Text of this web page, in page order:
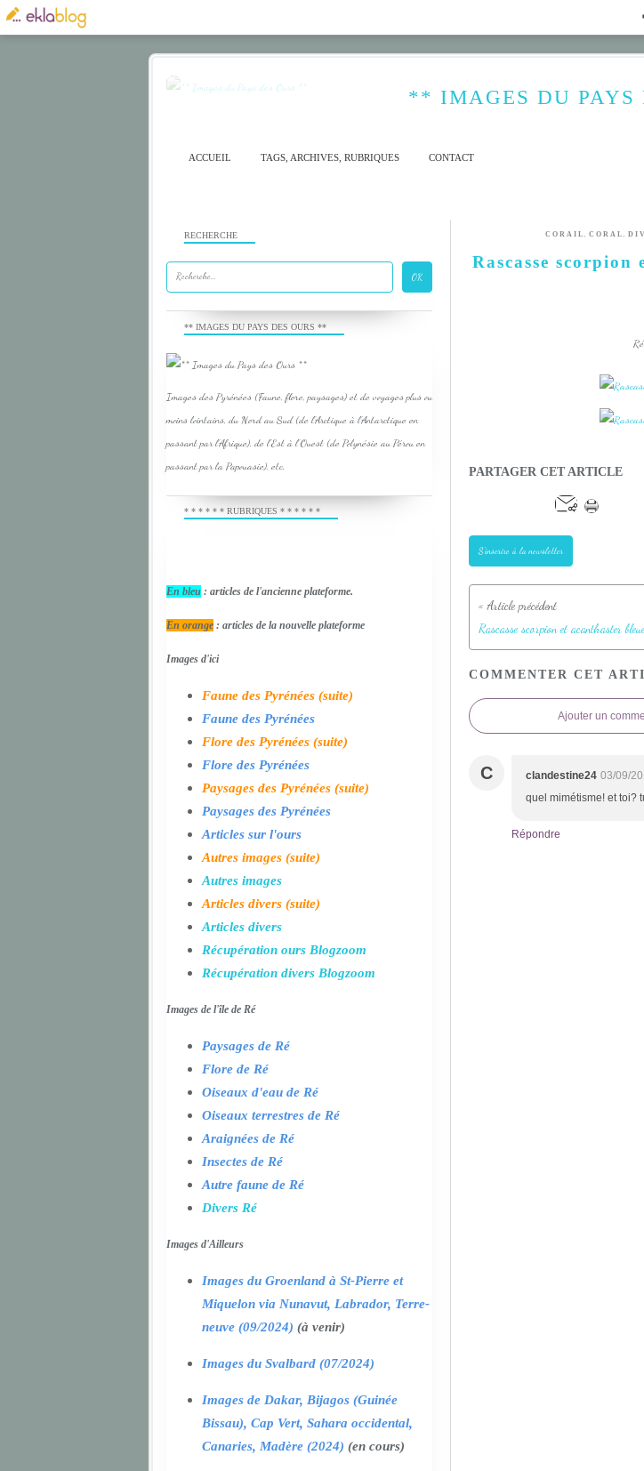
** IMAGES DU PAYS
ACCUEIL TAGS, ARCHIVES, RUBRIQUES CONTACT
CORAIL , CORAL ,
Rascasse
PARTAGER CET ARTICLE
S'inscrire à la newsletter
COMMENTER CET
Ajouter un
C clandestine24 03/09/
quel mimétisme! et toi?
Répondre
RECHERCHE
** IMAGES DU PAYS DES OURS **
Images des Pyrénées (Faune, flore, paysages) et de voyages plus ou
moins lointains, du Nord au Sud (de l'Arctique à l'Antarctique en
passant par l'Afrique), de l'Est à l'Ouest (de Polynésie au Pérou en
passant par la Papouasie), etc.
* * * * * * RUBRIQUES * * * * * *
En bleu : articles de l'ancienne plateforme.
En orange : articles de la nouvelle plateforme
Images d'ici
Faune des Pyrénées (suite)
Faune des Pyrénées
Flore des Pyrénées (suite)
Flore des Pyrénées
Paysages des Pyrénées (suite)
Paysages des Pyrénées
Articles sur l'ours
Autres images (suite)
Autres images
Articles divers (suite)
Articles divers
Récupération ours Blogzoom
Récupération divers Blogzoom
Images de l'île de Ré
Paysages de Ré
Flore de Ré
Oiseaux d'eau de Ré
Oiseaux terrestres de Ré
Araignées de Ré
Insectes de Ré
Autre faune de Ré
Divers Ré
Images d'Ailleurs
Images du Groenland à St-Pierre et
Miquelon via Nunavut, Labrador, Terre-
neuve (09/2024) (à venir)
Images du Svalbard (07/2024)
Images de Dakar, Bijagos (Guinée
Bissau), Cap Vert, Sahara occidental,
Canaries, Madère (2024) (en cours)